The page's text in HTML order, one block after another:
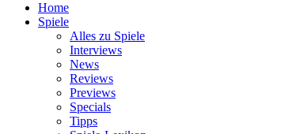
Home
Spiele
Alles zu Spiele
Interviews
News
Reviews
Previews
Specials
Tipps